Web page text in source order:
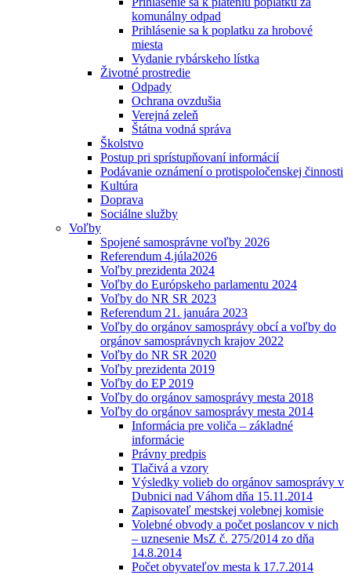
komunálny odpad
Prihlásenie sa k poplatku za hrobové
miesta
Vydanie rybárskeho lístka
Životné prostredie
Odpady
Ochrana ovzdušia
Verejná zeleň
Štátna vodná správa
Školstvo
Postup pri sprístupňovaní informácií
Podávanie oznámení o protispoločenskej činnosti
Kultúra
Doprava
Sociálne služby
Voľby
Spojené samosprávne voľby 2026
Referendum 4.júla2026
Voľby prezidenta 2024
Voľby do Európskeho parlamentu 2024
Voľby do NR SR 2023
Referendum 21. januára 2023
Voľby do orgánov samosprávy obcí a voľby do
orgánov samosprávnych krajov 2022
Voľby do NR SR 2020
Voľby prezidenta 2019
Voľby do EP 2019
Voľby do orgánov samosprávy mesta 2018
Voľby do orgánov samosprávy mesta 2014
Informácia pre voliča – základné
informácie
Právny predpis
Tlačivá a vzory
Výsledky volieb do orgánov samosprávy v
Dubnici nad Váhom dňa 15.11.2014
Zapisovateľ mestskej volebnej komisie
Volebné obvody a počet poslancov v nich
– uznesenie MsZ č. 275/2014 zo dňa
14.8.2014
Počet obyvateľov mesta k 17.7.2014